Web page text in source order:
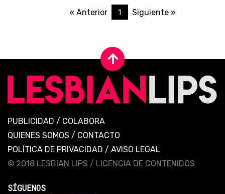
« Anterior 1 Siguiente »
PUBLICIDAD / COLABORA
QUIENES SOMOS / CONTACTO
POLÍTICA DE PRIVACIDAD / AVISO LEGAL
© 2018 LESBIAN LIPS / LICENCIA DE CONTENIDOS
SÍGUENOS